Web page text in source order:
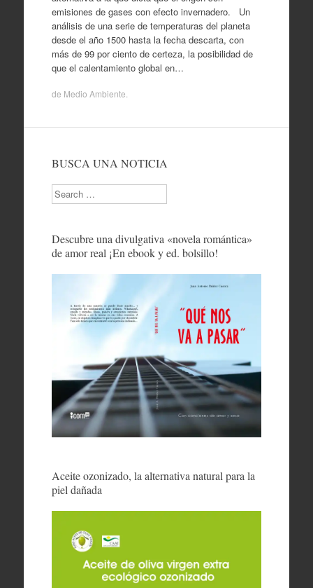
emisiones de gases con efecto invernadero. Un
análisis de una serie de temperaturas del planeta
desde el año 1500 hasta la fecha descarta, con
más de 99 por ciento de certeza, la posibilidad de
que el calentamiento global en…
de Medio Ambiente
BUSCA UNA NOTICIA
Search
Descubre una divulgativa «novela romántica»
de amor real ¡En ebook y ed. bolsillo!
Aceite ozonizado, la alternativa natural para la
piel dañada